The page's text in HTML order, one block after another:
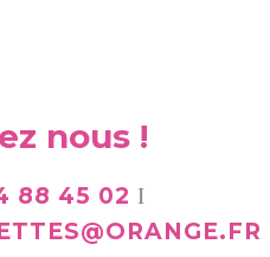
nous !
88 45 02 I